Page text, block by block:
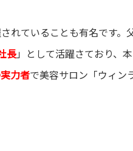
れていることも有名です。
長 」として活躍さており、
力者で美容サロン「ウィン